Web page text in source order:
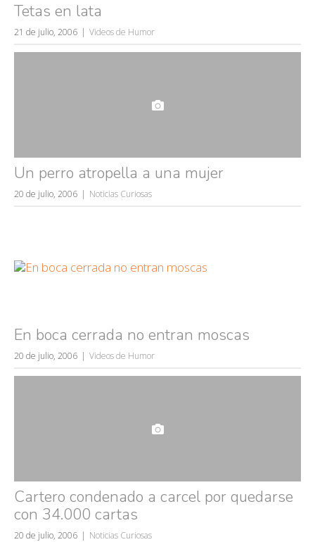
Tetas en lata
21 de julio, 2006 Videos de Humor
Un perro atropella a una mujer
20 de julio, 2006 Noticias Curiosas
En boca cerrada no entran moscas
20 de julio, 2006 Videos de Humor
Cartero condenado a carcel por quedarse
con 34.000 cartas
20 de julio, 2006 Noticias Curiosas